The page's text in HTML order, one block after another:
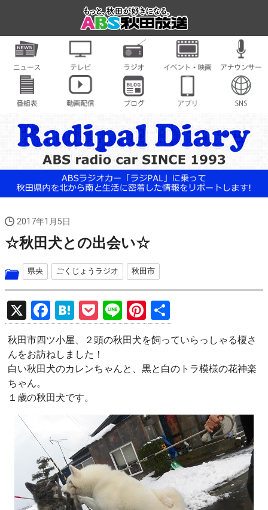
2017年1月5日
☆秋田犬との出会い☆
県央 ごくじょうラジオ 秋田市
X
F
a
ce
b
o
o
H
at
e
n
P
o
ck
et
Li
n
e
Pi
nt
er
es
有
秋田市四ツ小屋、２頭の秋田犬を飼っていらっしゃる榎さ
んをお訪ねしました！
白い秋田犬のカレンちゃんと、黒と白のトラ模様の花神楽
ちゃん。
１歳の秋田犬です。